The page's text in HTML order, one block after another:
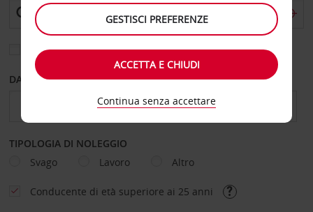
Scegli una località di riconsegna diversa
DAL GIORNO AL GIORNO
TIPOLOGIA DI NOLEGGIO
Svago
Lavoro Altro
Conducente di età superiore ai 25 anni
GESTISCI PREFERENZE
ACCETTA E CHIUDI
Continua senza accettare